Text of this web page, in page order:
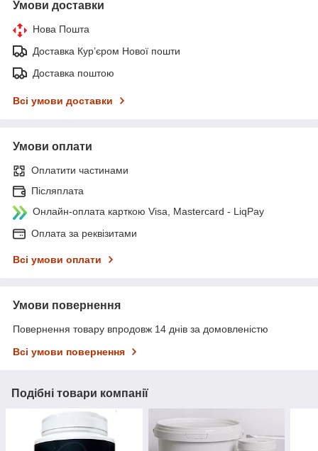
Умови доставки
Нова Пошта
Доставка Курʼєром Нової пошти
Доставка поштою
Всі умови доставки
Умови оплати
Оплатити частинами
Післяплата
Онлайн-оплата карткою Visa, Mastercard - LiqPay
Оплата за реквізитами
Всі умови оплати
Умови повернення
Повернення товару впродовж 14 днів за домовленістю
Всі умови повернення
Подібні товари компанії